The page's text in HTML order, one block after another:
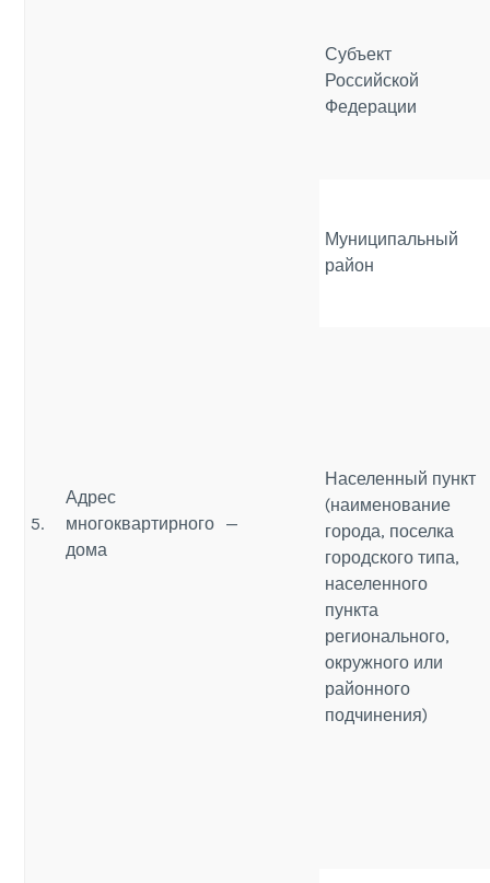
5.
Адрес
многоквартирного
дома
—
Субъект
Российской
Федерации
Муниципальный
район
Населенный пункт
(наименование
города, поселка
городского типа,
населенного
пункта
регионального,
окружного или
районного
подчинения)